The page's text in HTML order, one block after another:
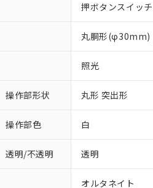
押ボタンスイッチ
丸胴形(φ30mm)
照光
操作部形状 丸形 突出形
操作部色 白
透明/不透明 透明
オルタネイト